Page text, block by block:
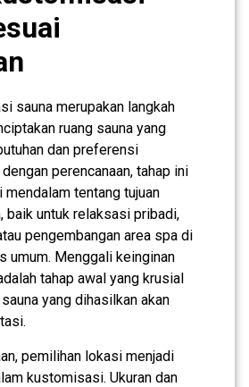
sauna merupakan langkah
ruang sauna yang
dan preferensi
perencanaan, tahap ini
tentang tujuan
baik untuk relaksasi pribadi,
pengembangan area spa di
umum. Menggali keinginan
tahap awal yang krusial
yang dihasilkan akan
pemilihan lokasi menjadi
kustomisasi. Ukuran dan